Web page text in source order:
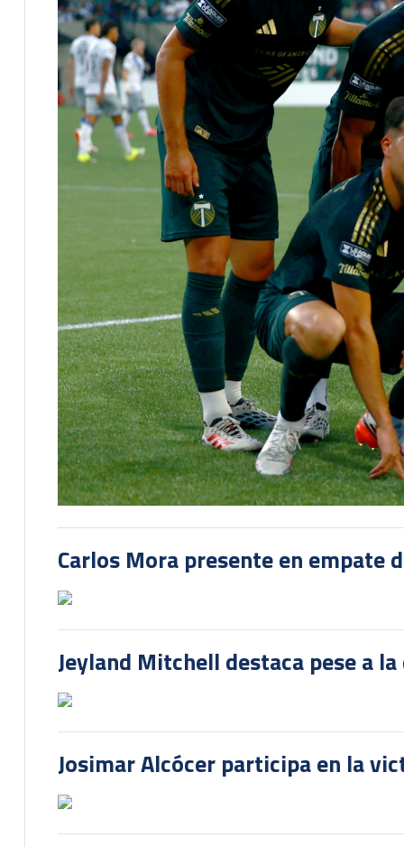
Carlos Mora presente en empate
Jeyland Mitchell destaca pese a
Josimar Alcócer participa en la